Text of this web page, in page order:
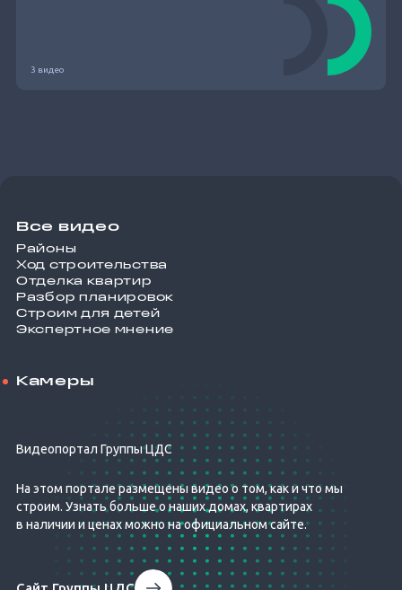
3 видео
Все видео
Районы
Ход строительства
Отделка квартир
Разбор планировок
Строим для детей
Экспертное мнение
Камеры
Видеопортал Группы ЦДС
На этом портале размещены видео о том, как и что мы
строим. Узнать больше о наших домах, квартирах
в наличии и ценах можно на официальном сайте.